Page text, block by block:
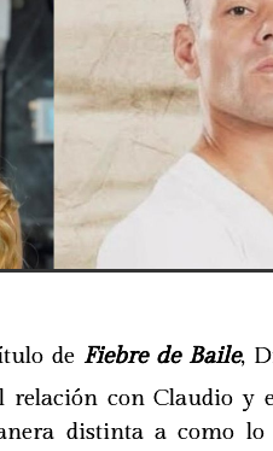
de Fiebre de Baile,
relación con Claudio y
distinta a como